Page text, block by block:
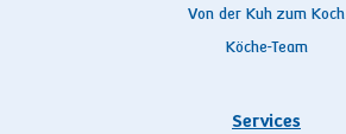
Von der Kuh zum Koch
Köche-Team
Services